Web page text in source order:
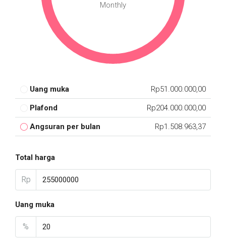
Monthly
Uang muka Rp51.000.000,00
Plafond Rp204.000.000,00
Angsuran per bulan Rp1.508.963,37
Total harga
Rp
Uang muka
%